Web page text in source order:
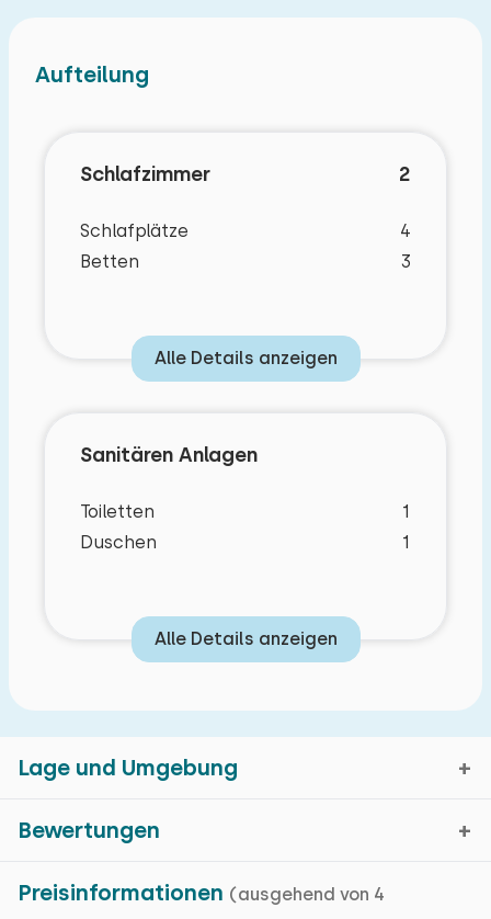
Preisinformationen (ausgehend von 4
Aufteilung
Schlafzimmer 2
Schlafplätze
4
Betten
3
Alle Details anzeigen
Sanitären Anlagen
Toiletten
1
Duschen
1
Alle Details anzeigen
Lage und Umgebung
Vrouwenpolder, Zeeland
Bewertungen
Durchschnittliche Bewertung